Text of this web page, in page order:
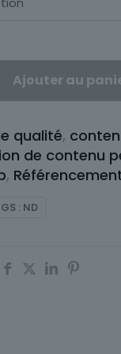
Ajouter au
: ND
qualité,
de contenu
,